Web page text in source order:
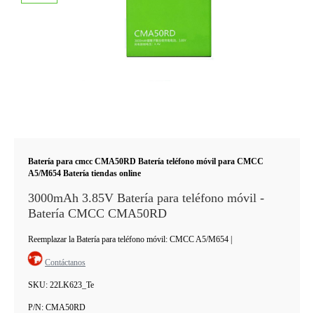
Batería para cmcc CMA50RD Batería teléfono móvil para CMCC
A5/M654 Batería tiendas online
3000mAh 3.85V Batería para teléfono móvil -
Batería CMCC CMA50RD
Reemplazar la Batería para teléfono móvil: CMCC A5/M654
Contáctanos
SKU: 22LK623_Te
P/N: CMA50RD